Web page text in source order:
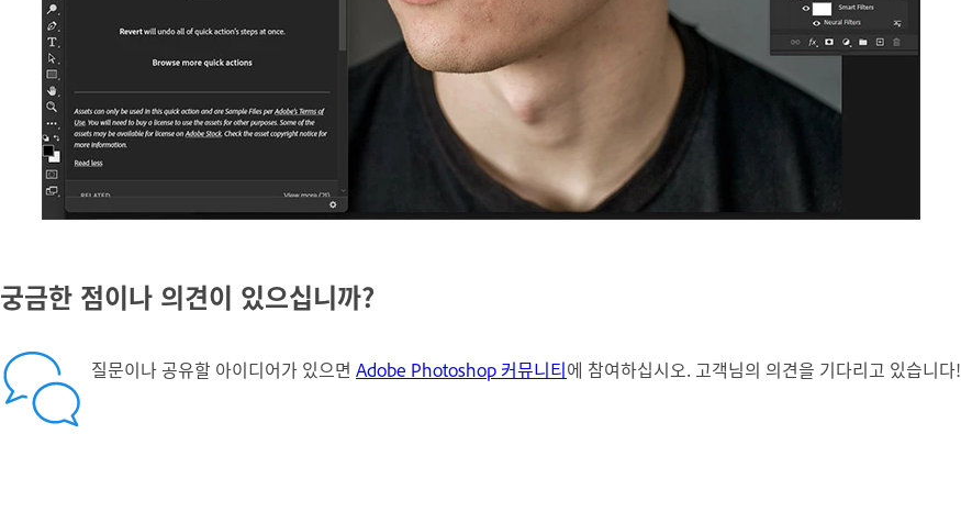
궁금한 점이나 의견이 있으십니까?
질문이나 공유할 아이디어가 있으면 Adobe Photoshop 커뮤니티에 참여하십시오. 고객님의 의견을 기다리고 있습니다!